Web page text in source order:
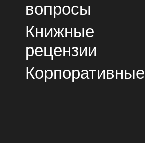
вопросы
Книжные
рецензии
Корпоративные